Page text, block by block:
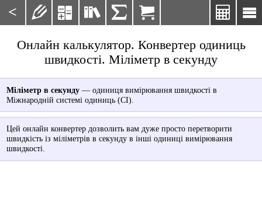
< 

    
Онлайн калькулятор. Конвертер одиниць
швидкості. Міліметр в секунду
Міліметр в секунду— одиниця вимірювання швидкості в
Міжнародній системі одиниць (СІ).
Цей онлайн конвертер дозволить вам дуже просто перетворити
швидкість із міліметрів в секунду в інші одиниці вимірювання
швидкості.